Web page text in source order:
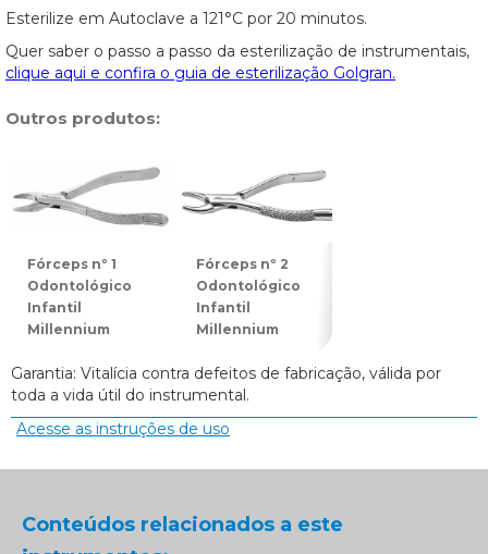
Esterilize em Autoclave a 121°C por 20 minutos.
Quer saber o passo a passo da esterilização de instrumentais,
clique aqui e confira o guia de esterilização Golgran.
Outros produtos:
Fórceps nº 1
Odontológico
Infantil
Millennium
Fórceps nº 2
Odontológico
Infantil
Millennium
Garantia: Vitalícia contra defeitos de fabricação, válida por
toda a vida útil do instrumental.
Acesse as instruções de uso
Conteúdos relacionados a este